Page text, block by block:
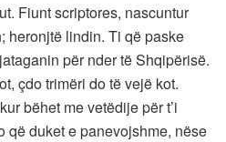
Fiunt scriptores, nascuntur
heronjtë lindin. Ti që paske
për nder të Shqipërisë.
çdo trimëri do të vejë kot.
bëhet me vetëdije për t’i
që duket e panevojshme, nëse